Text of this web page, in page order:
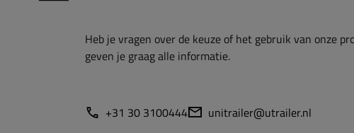
Heb je vragen over de keuze of het gebruik van onze
geven je graag alle informatie.
+31 30 3100444 unitrailer@utrailer.nl